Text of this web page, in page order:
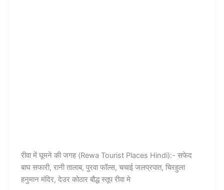
रीवा में घूमने की जगह (Rewa Tourist Places Hindi):- सफेद
बाघ सफारी, रानी तालाब, पुरवा फॉल्स, चचाई जलप्रपात, चिरहुला
हनुमान मंदिर, देउर कोठार बौद्ध स्तूप रीवा मे